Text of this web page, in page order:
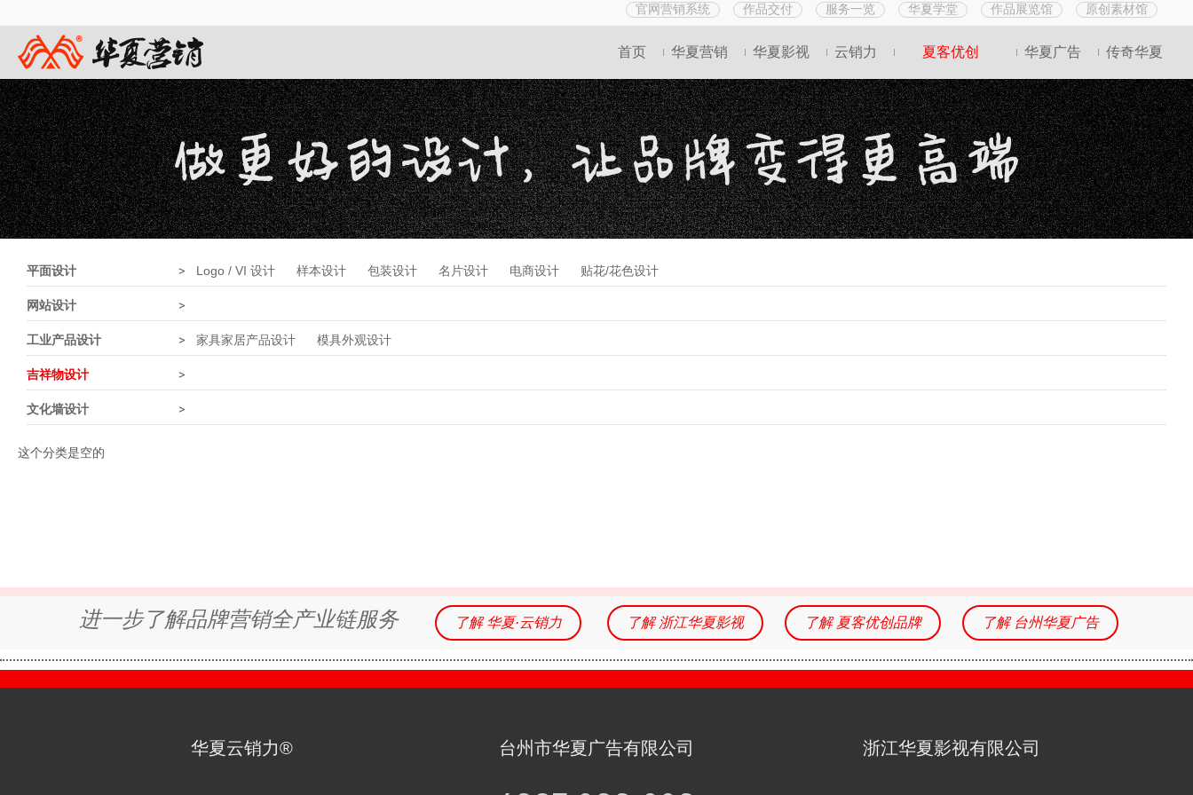
官网营销系统 作品交付 服务一览 华夏学堂 作品展览馆 原创素材馆
首页 华夏营销 华夏影视 云销力 夏客优创 华夏广告 传奇华夏
平面设计 > Logo / VI 设计 样本设计 包装设计 名片设计 电商设计 贴花/花色设计
网站设计 >
工业产品设计 > 家具家居产品设计 模具外观设计
吉祥物设计 >
文化墙设计 >
这个分类是空的
进一步了解品牌营销全产业链服务 了解 华夏·云销力 了解 浙江华夏影视 了解 夏客优创品牌 了解 台州华夏广告
华夏云销力® 台州市华夏广告有限公司 浙江华夏影视有限公司